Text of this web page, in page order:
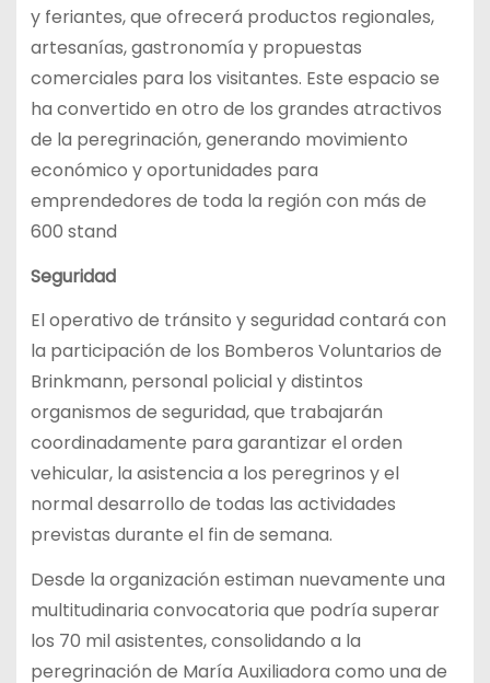
y feriantes, que ofrecerá productos regionales,
artesanías, gastronomía y propuestas
comerciales para los visitantes. Este espacio se
ha convertido en otro de los grandes atractivos
de la peregrinación, generando movimiento
económico y oportunidades para
emprendedores de toda la región con más de
600 stand
Seguridad
El operativo de tránsito y seguridad contará con
la participación de los Bomberos Voluntarios de
Brinkmann, personal policial y distintos
organismos de seguridad, que trabajarán
coordinadamente para garantizar el orden
vehicular, la asistencia a los peregrinos y el
normal desarrollo de todas las actividades
previstas durante el fin de semana.
Desde la organización estiman nuevamente una
multitudinaria convocatoria que podría superar
los 70 mil asistentes, consolidando a la
peregrinación de María Auxiliadora como una de